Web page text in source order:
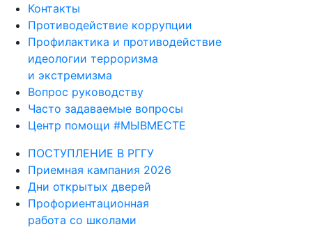
Контакты
Противодействие коррупции
Профилактика и противодействие
идеологии терроризма
и экстремизма
Вопрос руководству
Часто задаваемые вопросы
Центр помощи #МЫВМЕСТЕ
ПОСТУПЛЕНИЕ В РГГУ
Приемная кампания 2026
Дни открытых дверей
Профориентационная
работа со школами